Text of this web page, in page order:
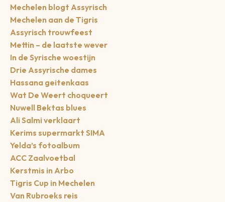
Mechelen blogt Assyrisch
Mechelen aan de Tigris
Assyrisch trouwfeest
Mettin – de laatste wever
In de Syrische woestijn
Drie Assyrische dames
Hassana geitenkaas
Wat De Weert choqueert
Nuwell Bektas blues
Ali Salmi verklaart
Kerims supermarkt SIMA
Yelda’s fotoalbum
ACC Zaalvoetbal
Kerstmis in Arbo
Tigris Cup in Mechelen
Van Rubroeks reis